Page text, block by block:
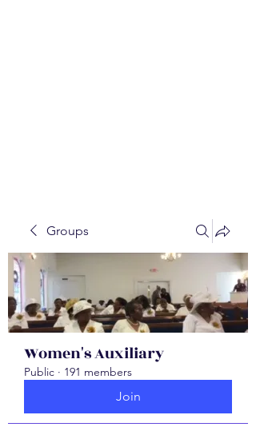
Groups
Women's Auxiliary
Public · 191 members
Join